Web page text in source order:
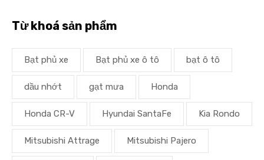
Từ khoá sản phẩm
Bạt phủ xe Bạt phủ xe ô tô bạt ô tô
dầu nhớt gạt mưa Honda
Honda CR-V Hyundai SantaFe Kia Rondo
Mitsubishi Attrage Mitsubishi Pajero